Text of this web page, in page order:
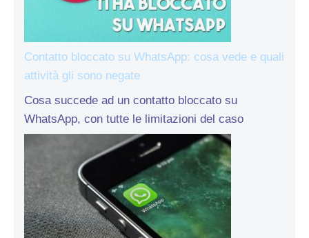
Contatto bloccato su WhatsApp: cosa vede e quali
attività gli sono negate
Cosa succede ad un contatto bloccato su
WhatsApp, con tutte le limitazioni del caso